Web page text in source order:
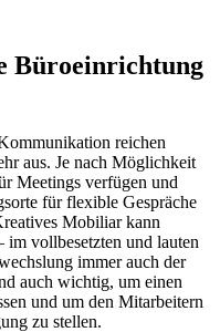
Büroeinrichtung
reichen
aus. Je nach Möglichkeit
Meetings verfügen und
für flexible Gespräche
Mobiliar kann
im vollbesetzten und lauten
immer auch der
auch wichtig, um einen
und um den Mitarbeitern
zu stellen.